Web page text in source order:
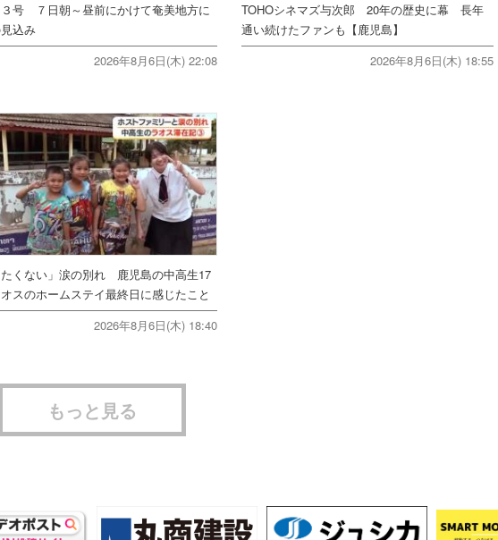
号 ７日朝～昼前にかけて奄美地方に
込み
2026年8月6日(木) 22:08
TOHOシネマズ与次郎 20年の歴史に幕 長年
通い続けたファンも【鹿児島】
2026年8月6日(木) 18:55
たくない」涙の別れ 鹿児島の中高生17
スのホームステイ最終日に感じたこと
2026年8月6日(木) 18:40
もっと見る